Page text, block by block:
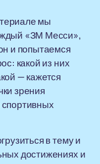
мы
«ЗМ Месси»,
и попытаемся
какой из них
— кажется
зрения
в тему и
достижениях и